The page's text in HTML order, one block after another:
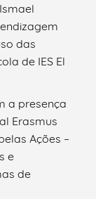
das
de IES El
a presença
Erasmus
Ações –
e
de